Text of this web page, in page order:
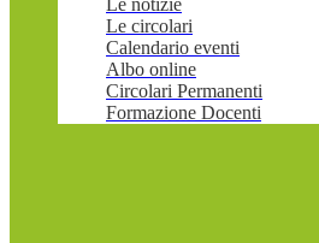
Le notizie
Le circolari
Calendario eventi
Albo online
Circolari Permanenti
Formazione Docenti